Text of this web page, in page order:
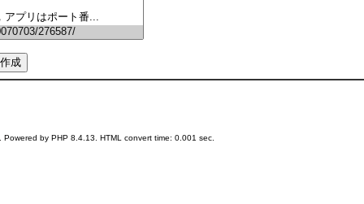
Powered by PHP 8.4.13. HTML convert time: 0.001 sec.